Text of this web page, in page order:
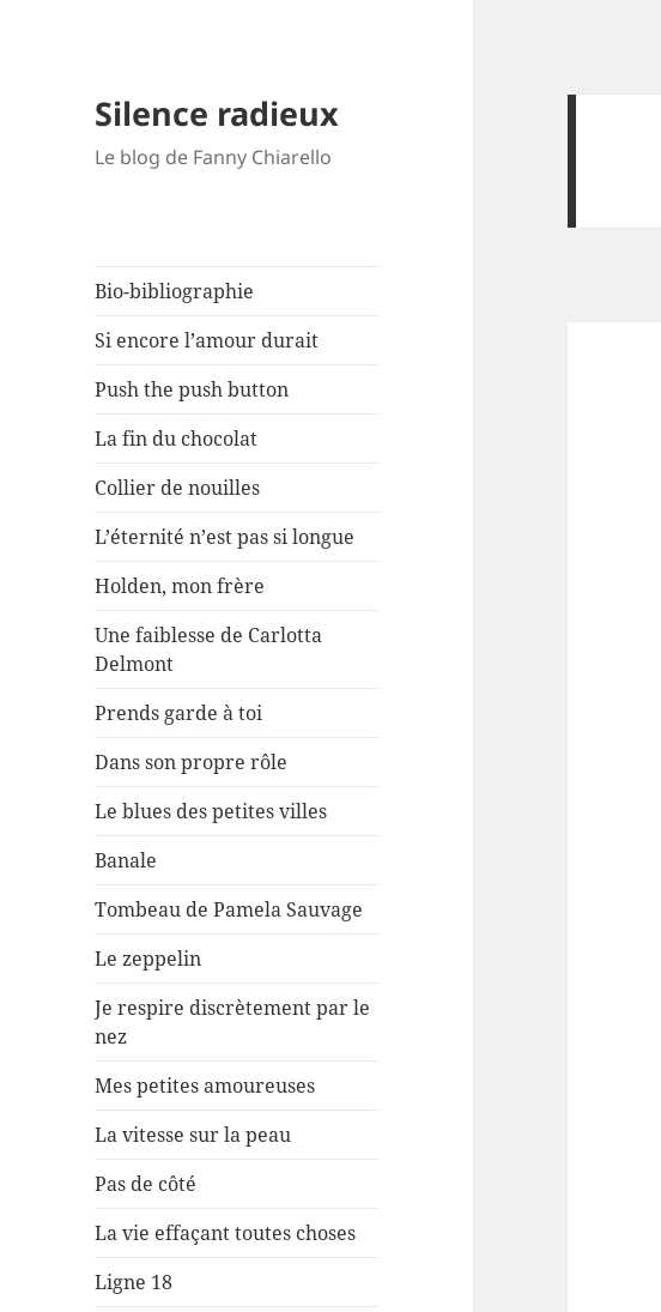
Silence radieux
Le blog de Fanny Chiarello
Bio-bibliographie
Si encore l’amour durait
Push the push button
La fin du chocolat
Collier de nouilles
L’éternité n’est pas si longue
Holden, mon frère
Une faiblesse de Carlotta
Delmont
Prends garde à toi
Dans son propre rôle
Le blues des petites villes
Banale
Tombeau de Pamela Sauvage
Le zeppelin
Je respire discrètement par le
nez
Mes petites amoureuses
La vitesse sur la peau
Pas de côté
La vie effaçant toutes choses
Ligne 18